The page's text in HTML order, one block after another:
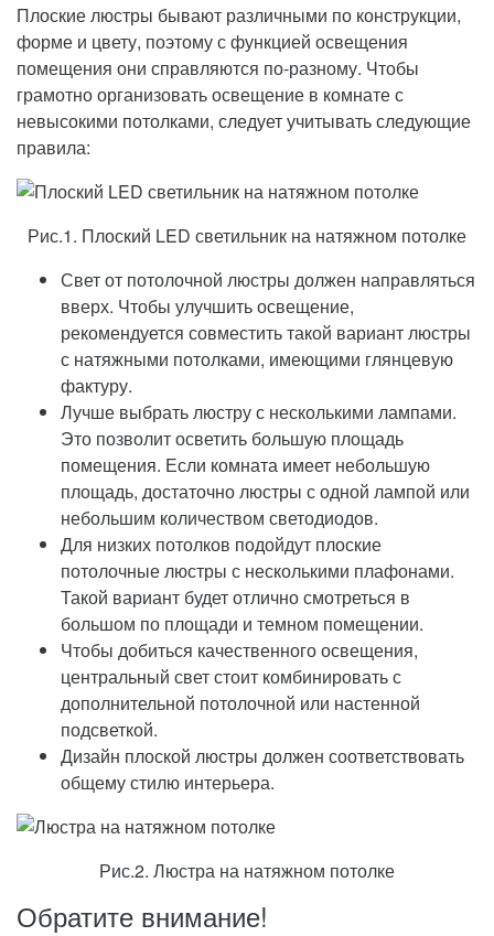
Плоские люстры бывают различными по конструкции,
форме и цвету, поэтому с функцией освещения
помещения они справляются по-разному. Чтобы
грамотно организовать освещение в комнате с
невысокими потолками, следует учитывать следующие
правила:
Рис.1. Плоский LED светильник на натяжном потолке
Свет от потолочной люстры должен направляться
вверх. Чтобы улучшить освещение,
рекомендуется совместить такой вариант люстры
с натяжными потолками, имеющими глянцевую
фактуру.
Лучше выбрать люстру с несколькими лампами.
Это позволит осветить большую площадь
помещения. Если комната имеет небольшую
площадь, достаточно люстры с одной лампой или
небольшим количеством светодиодов.
Для низких потолков подойдут плоские
потолочные люстры с несколькими плафонами.
Такой вариант будет отлично смотреться в
большом по площади и темном помещении.
Чтобы добиться качественного освещения,
центральный свет стоит комбинировать с
дополнительной потолочной или настенной
подсветкой.
Дизайн плоской люстры должен соответствовать
общему стилю интерьера.
Рис.2. Люстра на натяжном потолке
Обратите внимание!